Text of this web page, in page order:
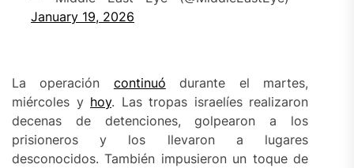
January 19, 2026
La operación continuó durante el martes,
miércoles y hoy. Las tropas israelíes realizaron
decenas de detenciones, golpearon a los
prisioneros y los llevaron a lugares
desconocidos. También impusieron un toque de